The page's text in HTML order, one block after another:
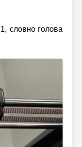
словно голова